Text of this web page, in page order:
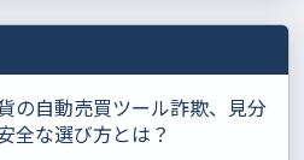
の自動売買ツール詐欺、見分
全な選び方とは？